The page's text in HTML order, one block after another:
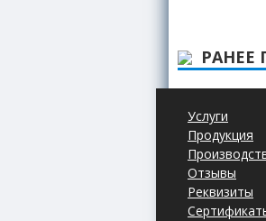
РАНЕЕ
Услуги
Продукция
Отзывы
Реквизиты